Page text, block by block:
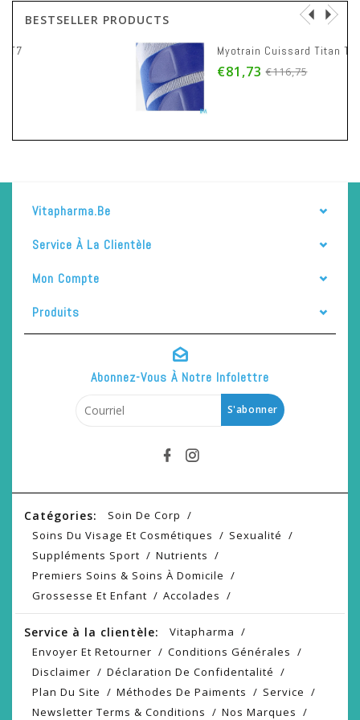
BESTSELLER PRODUCTS
Myotrain Cuissard Titan T6
€81,73 €116,75
Vitapharma.be
Service À La Clientèle
Mon Compte
Produits
Abonnez-Vous À Notre Infolettre
S'abonner
Catégories:
Soin De Corp
Soins Du Visage Et Cosmétiques
Sexualité
Suppléments Sport
Nutrients
Premiers Soins & Soins À Domicile
Grossesse Et Enfant
Accolades
Service à la clientèle:
Vitapharma
Envoyer Et Retourner
Conditions Générales
Disclaimer
Déclaration De Confidentalité
Plan Du Site
Méthodes De Paiments
Service
Newsletter Terms & Conditions
Nos Marques